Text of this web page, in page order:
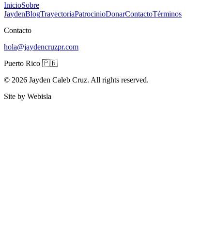
InicioSobre
JaydenBlogTrayectoriaPatrocinioDonarContactoTérminos
Contacto
hola@jaydencruzpr.com
Puerto Rico 🇵🇷
© 2026 Jayden Caleb Cruz. All rights reserved.
Site by Webisla